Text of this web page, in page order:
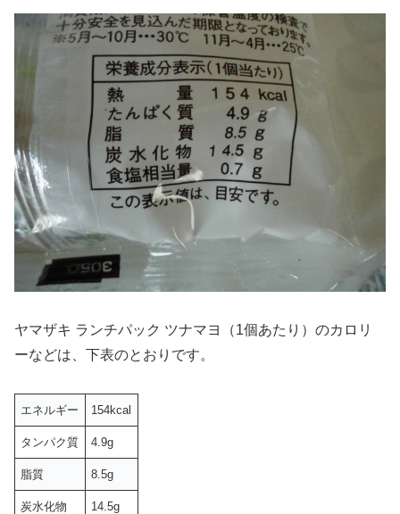
ヤマザキ ランチパック ツナマヨ（1個あたり）のカロリ
ーなどは、下表のとおりです。
エネルギー 154kcal
タンパク質 4.9g
脂質 8.5g
炭水化物 14.5g